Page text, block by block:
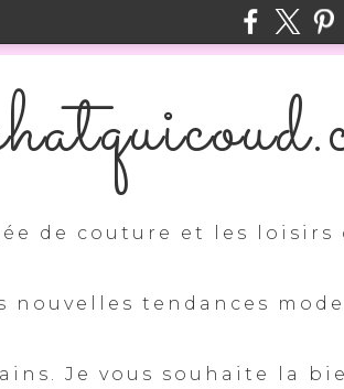
de couture et les
nouvelles tendances
Je vous souhaite la